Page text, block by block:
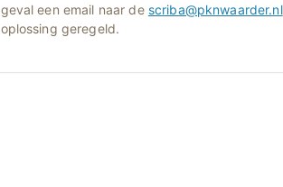
geval een email naar de scriba@pknwaarder.nl
oplossing geregeld.